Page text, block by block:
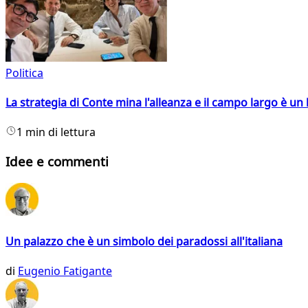
Politica
La strategia di Conte mina l'alleanza e il campo largo è
1 min di lettura
Idee e commenti
Un palazzo che è un simbolo dei paradossi all'italiana
di Eugenio Fatigante